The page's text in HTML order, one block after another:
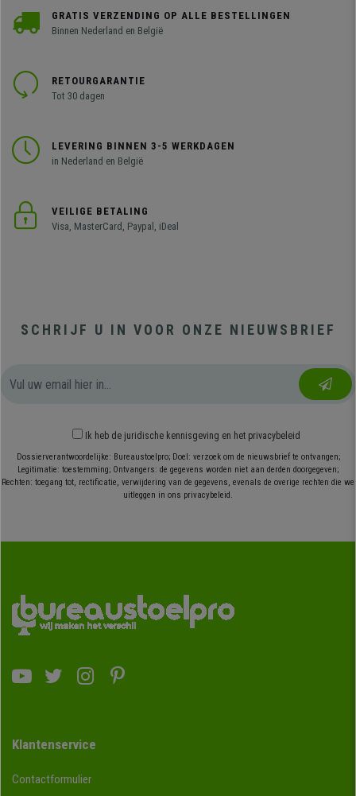
GRATIS VERZENDING OP ALLE BESTELLINGEN
Binnen Nederland en België
RETOURGARANTIE
Tot 30 dagen
LEVERING BINNEN 3-5 WERKDAGEN
in Nederland en België
VEILIGE BETALING
Visa, MasterCard, Paypal, iDeal
SCHRIJF U IN VOOR ONZE NIEUWSBRIEF
Ik heb de juridische kennisgeving en het privacybeleid
Dossierverantwoordelijke: Bureaustoelpro; Doel: verzoek om de nieuwsbrief te ontvangen;
Legitimatie: toestemming; Ontvangers: de gegevens worden niet aan derden doorgegeven;
Rechten: toegang tot, rectificatie, verwijdering van de gegevens, evenals de overige rechten die we
uitleggen in ons privacybeleid.
Klantenservice
Contactformulier